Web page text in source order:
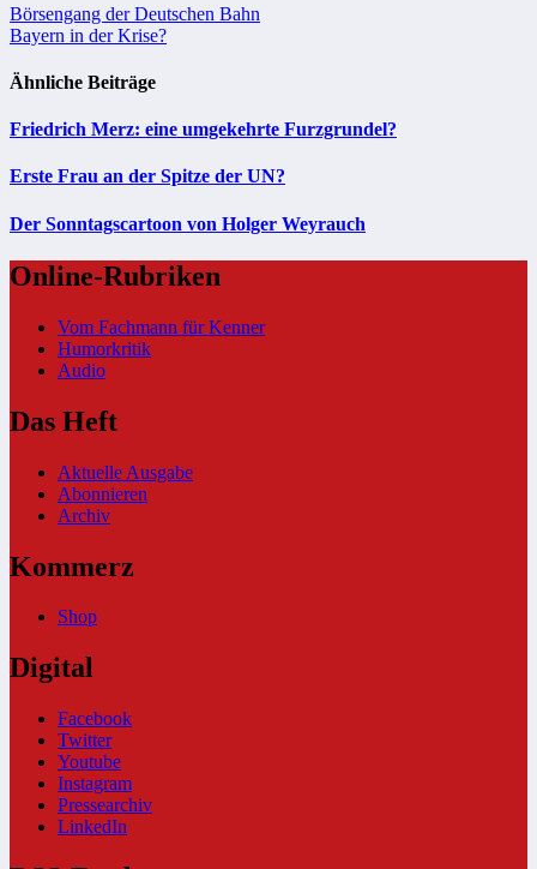
Beitragsnavigation
Börsengang der Deutschen Bahn
Bayern in der Krise?
Ähnliche Beiträge
Friedrich Merz: eine umgekehrte Furzgrundel?
Erste Frau an der Spitze der UN?
Der Sonntagscartoon von Holger Weyrauch
Online-Rubriken
Vom Fachmann für Kenner
Humorkritik
Audio
Das Heft
Aktuelle Ausgabe
Abonnieren
Archiv
Kommerz
Shop
Digital
Facebook
Twitter
Youtube
Instagram
Pressearchiv
LinkedIn